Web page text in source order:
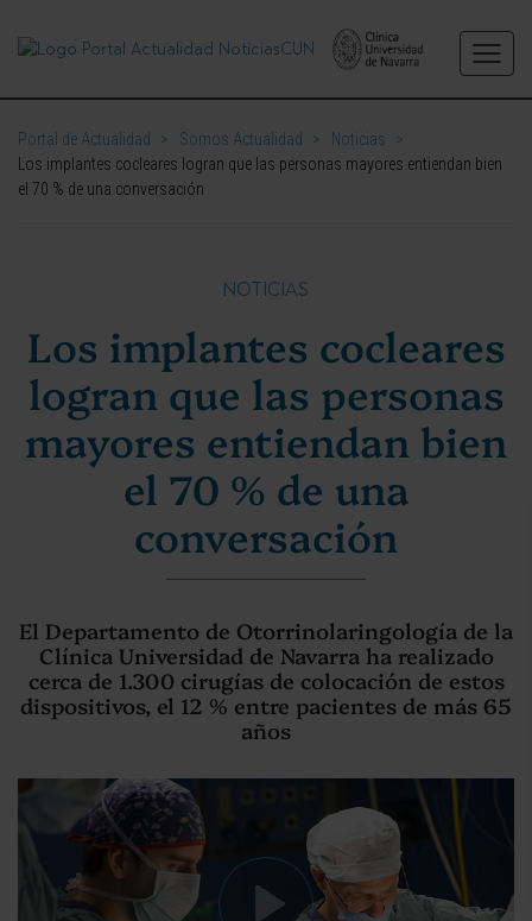
Portal de Actualidad > Somos Actualidad > Noticias
>
Los implantes cocleares logran que las personas mayores entiendan bien
el 70 % de una conversación
NOTICIAS
Los implantes cocleares
logran que las personas
mayores entiendan bien
el 70 % de una
conversación
El Departamento de Otorrinolaringología de la
Clínica Universidad de Navarra ha realizado
cerca de 1.300 cirugías de colocación de estos
dispositivos, el 12 % entre pacientes de más 65
años